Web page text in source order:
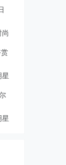
尚
星
星